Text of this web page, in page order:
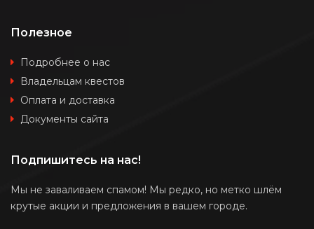
Полезное
Подробнее о нас
Владельцам квестов
Оплата и доставка
Документы сайта
Подпишитесь на нас!
Мы не заваливаем спамом! Мы редко, но метко шлём
крутые акции и предложения в вашем городе.